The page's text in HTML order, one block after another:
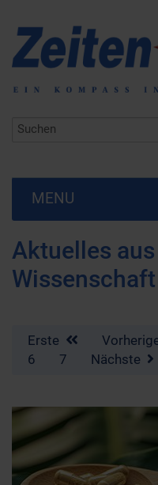
MENU
Aktuelles aus
Wissenschaft
Erste
6
7 Nächste